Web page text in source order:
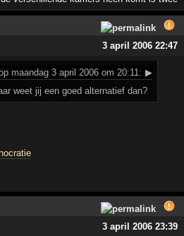
3 april 2006 22:47
maandag 3 april 2006 om 20:11: ▶
weet jij een goed alternatief dan?
3 april 2006 23:39